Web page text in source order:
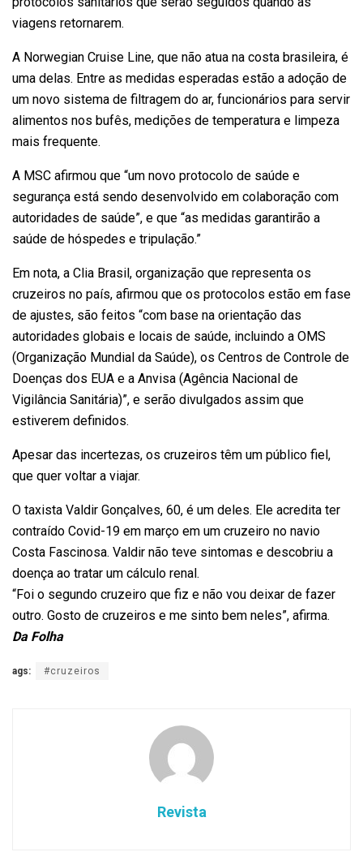
viagens retornarem.
A Norwegian Cruise Line, que não atua na costa brasileira, é
uma delas. Entre as medidas esperadas estão a adoção de
um novo sistema de filtragem do ar, funcionários para servir
alimentos nos bufês, medições de temperatura e limpeza
mais frequente.
A MSC afirmou que “um novo protocolo de saúde e
segurança está sendo desenvolvido em colaboração com
autoridades de saúde”, e que “as medidas garantirão a
saúde de hóspedes e tripulação.”
Em nota, a Clia Brasil, organização que representa os
cruzeiros no país, afirmou que os protocolos estão em fase
de ajustes, são feitos “com base na orientação das
autoridades globais e locais de saúde, incluindo a OMS
(Organização Mundial da Saúde), os Centros de Controle de
Doenças dos EUA e a Anvisa (Agência Nacional de
Vigilância Sanitária)”, e serão divulgados assim que
estiverem definidos.
Apesar das incertezas, os cruzeiros têm um público fiel,
que quer voltar a viajar.
O taxista Valdir Gonçalves, 60, é um deles. Ele acredita ter
contraído Covid-19 em março em um cruzeiro no navio
Costa Fascinosa. Valdir não teve sintomas e descobriu a
doença ao tratar um cálculo renal.
“Foi o segundo cruzeiro que fiz e não vou deixar de fazer
outro. Gosto de cruzeiros e me sinto bem neles”, afirma.
Da Folha
ags: #cruzeiros
Revista